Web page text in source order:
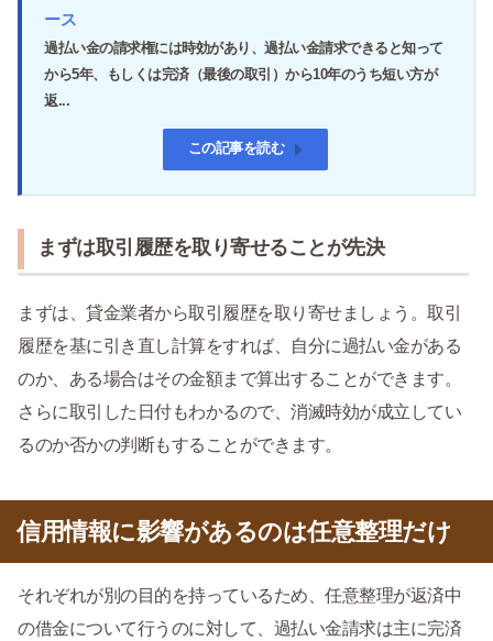
ース
過払い金の請求権には時効があり、過払い金請求できると知って
から5年、もしくは完済（最後の取引）から10年のうち短い方が
返...
この記事を読む
まずは取引履歴を取り寄せることが先決
まずは、貸金業者から取引履歴を取り寄せましょう。取引
履歴を基に引き直し計算をすれば、自分に過払い金がある
のか、ある場合はその金額まで算出することができます。
さらに取引した日付もわかるので、消滅時効が成立してい
るのか否かの判断もすることができます。
信用情報に影響があるのは任意整理だけ
それぞれが別の目的を持っているため、任意整理が返済中
の借金について行うのに対して、過払い金請求は主に完済